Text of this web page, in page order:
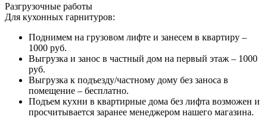
Разгрузочные работы
Для кухонных гарнитуров:
Поднимем на грузовом лифте и занесем в квартиру –
1000 руб.
Выгрузка и занос в частный дом на первый этаж – 1000
руб.
Выгрузка к подъезду/частному дому без заноса в
помещение – бесплатно.
Подъем кухни в квартирные дома без лифта возможен и
просчитывается заранее менеджером нашего магазина.